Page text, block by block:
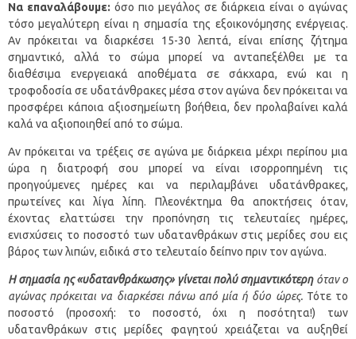
Να επαναλάβουμε: όσο πιο μεγάλος σε διάρκεια είναι ο αγώνας
τόσο μεγαλύτερη είναι η σημασία της εξοικονόμησης ενέργειας.
Αν πρόκειται να διαρκέσει 15-30 λεπτά, είναι επίσης ζήτημα
σημαντικό, αλλά το σώμα μπορεί να ανταπεξέλθει με τα
διαθέσιμα ενεργειακά αποθέματα σε σάκχαρα, ενώ και η
τροφοδοσία σε υδατάνθρακες μέσα στον αγώνα δεν πρόκειται να
προσφέρει κάποια αξιοσημείωτη βοήθεια, δεν προλαβαίνει καλά
καλά να αξιοποιηθεί από το σώμα.
Αν πρόκειται να τρέξεις σε αγώνα με διάρκεια μέχρι περίπου μια
ώρα η διατροφή σου μπορεί να είναι ισορροπημένη τις
προηγούμενες ημέρες και να περιλαμβάνει υδατάνθρακες,
πρωτείνες και λίγα λίπη. Πλεονέκτημα θα αποκτήσεις όταν,
έχοντας ελαττώσει την προπόνηση τις τελευταίες ημέρες,
ενισχύσεις το ποσοστό των υδατανθράκων στις μερίδες σου εις
βάρος των λιπών, ειδικά στο τελευταίο δείπνο πριν τον αγώνα.
Η σημασία ης «υδατανθράκωσης» γίνεται πολύ σημαντικότερη όταν ο
αγώνας πρόκειται να διαρκέσει πάνω από μία ή δύο ώρες. Τότε το
ποσοστό (προσοχή: το ποσοστό, όχι η ποσότητα!) των
υδατανθράκων στις μερίδες φαγητού χρειάζεται να αυξηθεί